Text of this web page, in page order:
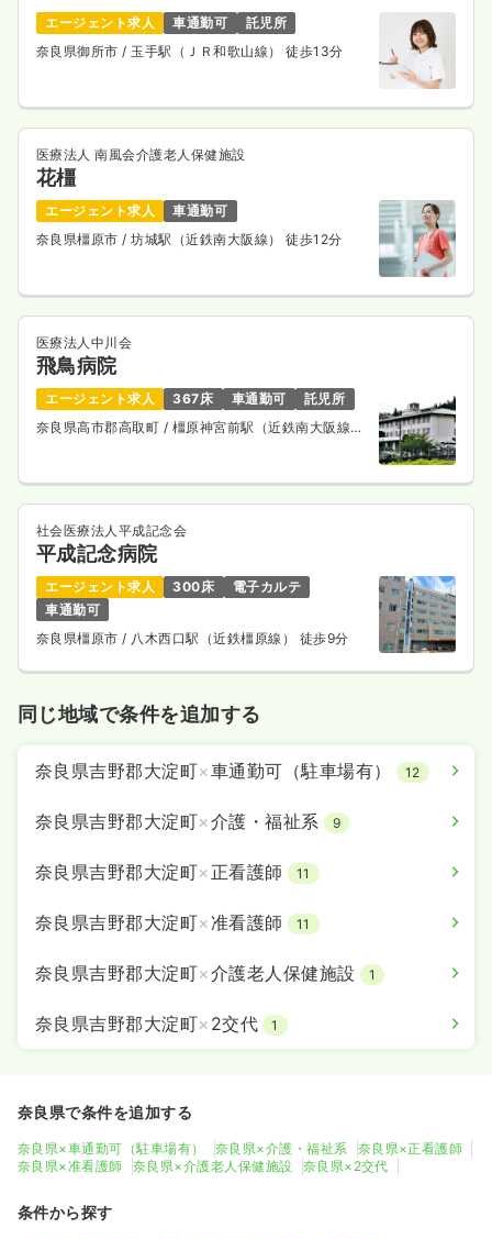
エージェント求人 車通勤可
託児所
奈良県御所市/ 玉手駅（ＪＲ和歌山線） 徒歩13分
医療法人 南風会介護老人保健施設
花橿
エージェント求人
車通勤可
奈良県橿原市/ 坊城駅（近鉄南大阪線） 徒歩12分
医療法人中川会
飛鳥病院
エージェント求人 367床 車通勤可
託児所
奈良県高市郡高取町 / 橿原神宮前駅（近鉄南大阪線）
社会医療法人平成記念会
平成記念病院
エージェント求人 300床
電子カルテ
車通勤可
奈良県橿原市 / 八木西口駅（近鉄橿原線） 徒歩9分
同じ地域で条件を追加する
奈良県吉野郡大淀町×車通勤可（駐車場有） 12
奈良県吉野郡大淀町×介護・福祉系 9
奈良県吉野郡大淀町× 正看護師 11
奈良県吉野郡大淀町×准看護師 11
奈良県吉野郡大淀町×介護老人保健施設 1
奈良県吉野郡大淀町× 2交代 1
奈良県で条件を追加する
奈良県×車通勤可（駐車場有） 奈良県×介護・福祉系
奈良県×正看護師
奈良県×准看護師
奈良県×介護老人保健施設 奈良県×2交代
条件から探す